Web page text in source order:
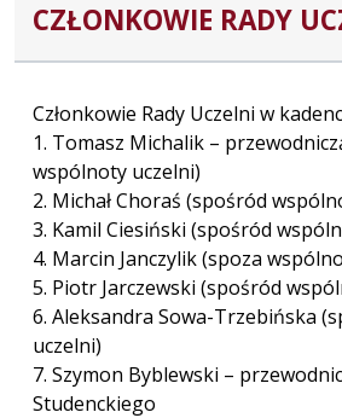
CZŁONKOWIE RADY
Członkowie Rady Uczelni w
1. Tomasz Michalik –
wspólnoty uczelni)
2. Michał Choraś (spośród
3. Kamil Ciesiński (spośród
4. Marcin Janczylik (spoza
5. Piotr Jarczewski (spośród
6. Aleksandra Sowa-Trzebińska
uczelni)
7. Szymon Byblewski –
Studenckiego